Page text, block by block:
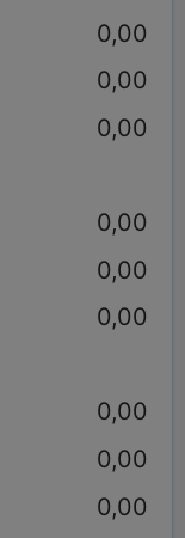
0,00
0,00
0,00
0,00
0,00
0,00
0,00
0,00
0,00